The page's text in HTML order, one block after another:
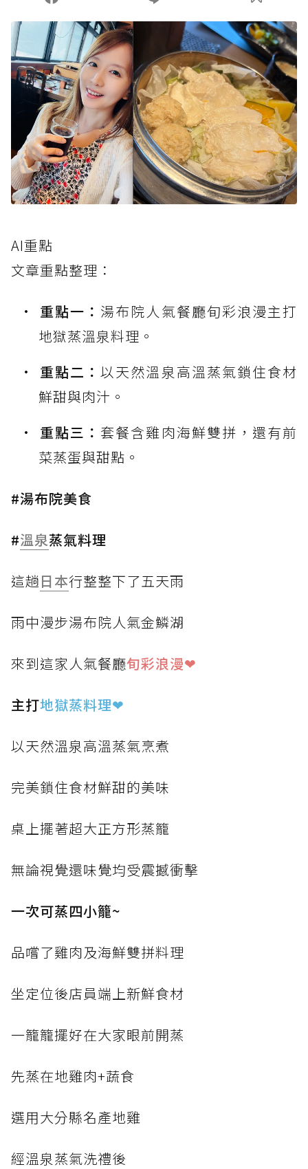
AI重點
文章重點整理：
重點一： 湯布院人氣餐廳旬彩浪漫主打
地獄蒸溫泉料理。
重點二：以天然溫泉高溫蒸氣鎖住食材
鮮甜與肉汁。
重點三： 套餐含雞肉海鮮雙拼，還有前
菜蒸蛋與甜點。
#湯布院美食
#溫泉蒸氣料理
這趟日本行整整下了五天雨
雨中漫步湯布院人氣金鱗湖
來到這家人氣餐廳旬彩浪漫❤
主打地獄蒸料理❤
以天然溫泉高溫蒸氣烹煮
完美鎖住食材鮮甜的美味
桌上擺著超大正方形蒸籠
無論視覺還味覺均受震撼衝擊
一次可蒸四小籠~
品嚐了雞肉及海鮮雙拼料理
坐定位後店員端上新鮮食材
一籠籠擺好在大家眼前開蒸
先蒸在地雞肉+蔬食
選用大分縣名產地雞
經溫泉蒸氣洗禮後